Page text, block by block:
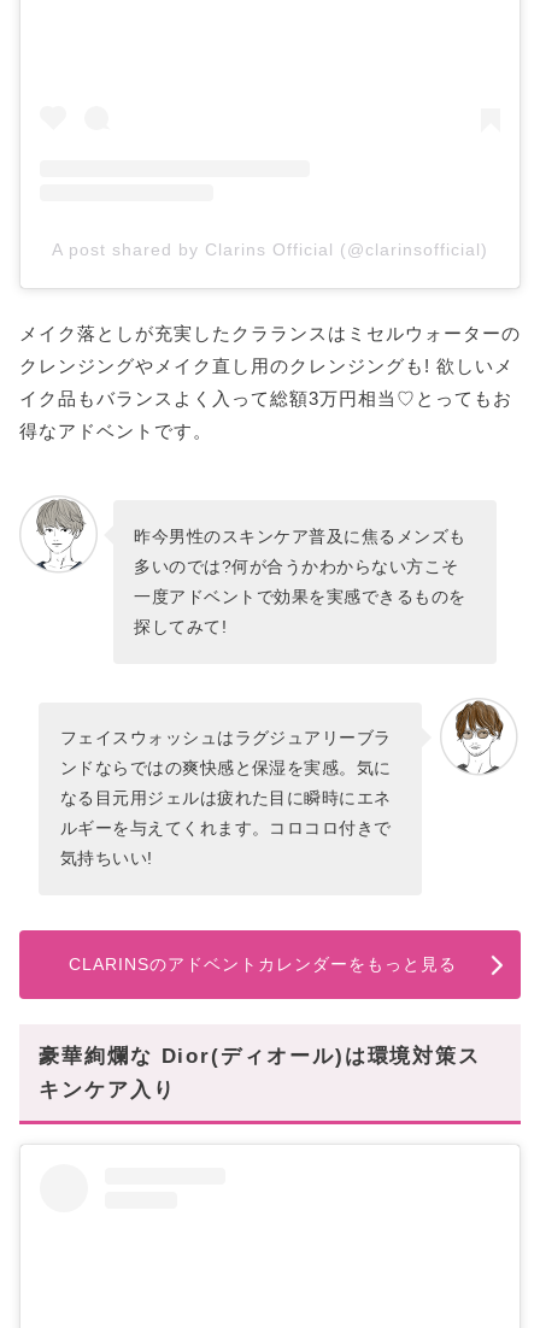
A post shared by Clarins Official (@clarinsofficial)
メイク落としが充実したクラランスはミセルウォーターの
クレンジングやメイク直し用のクレンジングも! 欲しいメ
イク品もバランスよく入って総額3万円相当♡とってもお
得なアドベントです。
昨今男性のスキンケア普及に焦るメンズも
多いのでは?何が合うかわからない方こそ
一度アドベントで効果を実感できるものを
探してみて!
フェイスウォッシュはラグジュアリーブラ
ンドならではの爽快感と保湿を実感。気に
なる目元用ジェルは疲れた目に瞬時にエネ
ルギーを与えてくれます。コロコロ付きで
気持ちいい!
CLARINSのアドベントカレンダーをもっと見る
豪華絢爛な Dior(ディオール)は環境対策ス
キンケア入り